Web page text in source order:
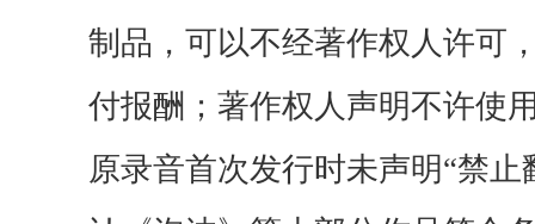
制品，可以不经著作权人许可
付报酬；著作权人声明不许使
原录音首次发行时未声明“禁止